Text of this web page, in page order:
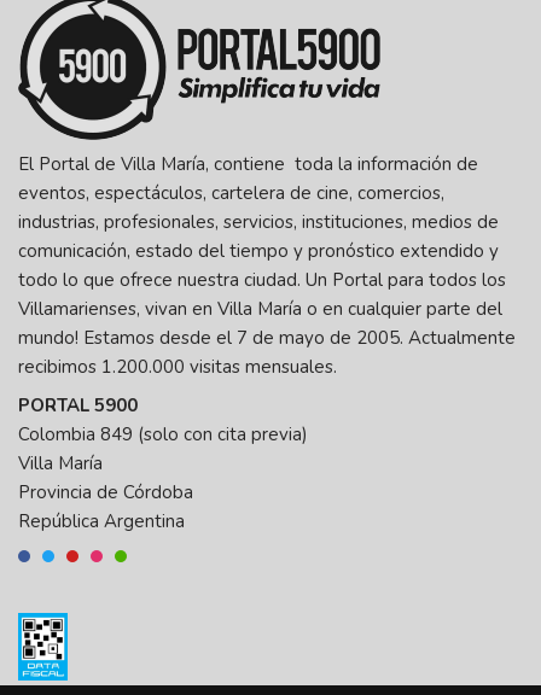
El Portal de Villa María, contiene toda la información de
eventos, espectáculos, cartelera de cine, comercios,
industrias, profesionales, servicios, instituciones, medios de
comunicación, estado del tiempo y pronóstico extendido y
todo lo que ofrece nuestra ciudad. Un Portal para todos los
Villamarienses, vivan en Villa María o en cualquier parte del
mundo! Estamos desde el 7 de mayo de 2005. Actualmente
recibimos 1.200.000 visitas mensuales.
PORTAL 5900
Colombia 849 (solo con cita previa)
Villa María
Provincia de Córdoba
República Argentina